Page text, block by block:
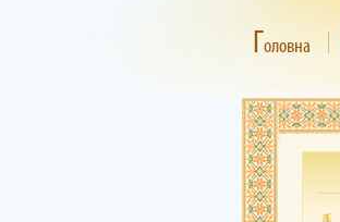
Головна